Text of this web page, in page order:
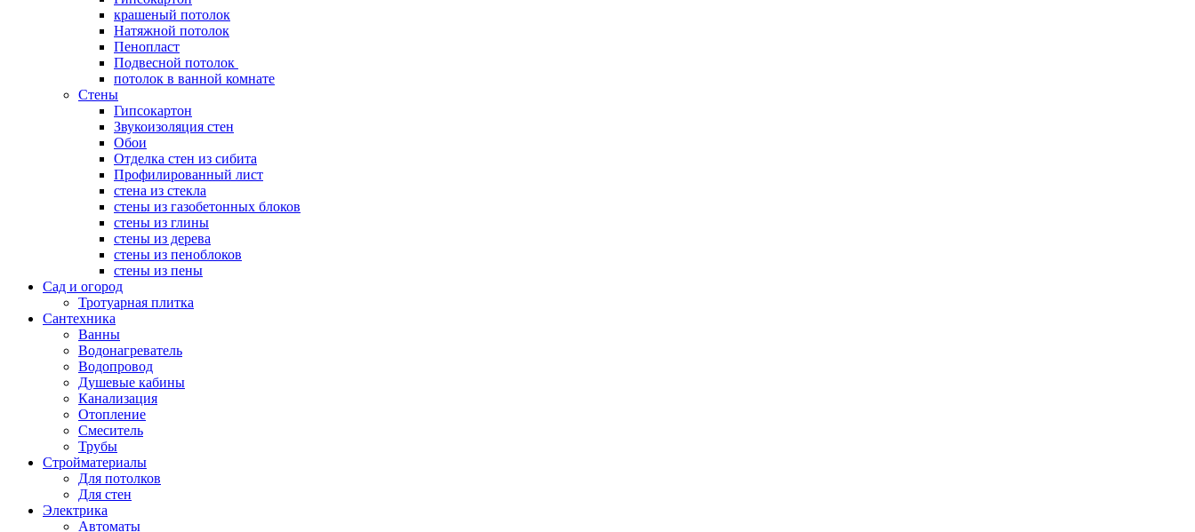
крашеный потолок
Натяжной потолок
Пенопласт
Подвесной потолок
потолок в ванной комнате
Стены
Гипсокартон
Звукоизоляция стен
Обои
Отделка стен из сибита
Профилированный лист
стена из стекла
стены из газобетонных блоков
стены из глины
стены из дерева
стены из пеноблоков
стены из пены
Сад и огород
Тротуарная плитка
Сантехника
Ванны
Водонагреватель
Водопровод
Душевые кабины
Канализация
Отопление
Смеситель
Трубы
Стройматериалы
Для потолков
Для стен
Электрика
Автоматы